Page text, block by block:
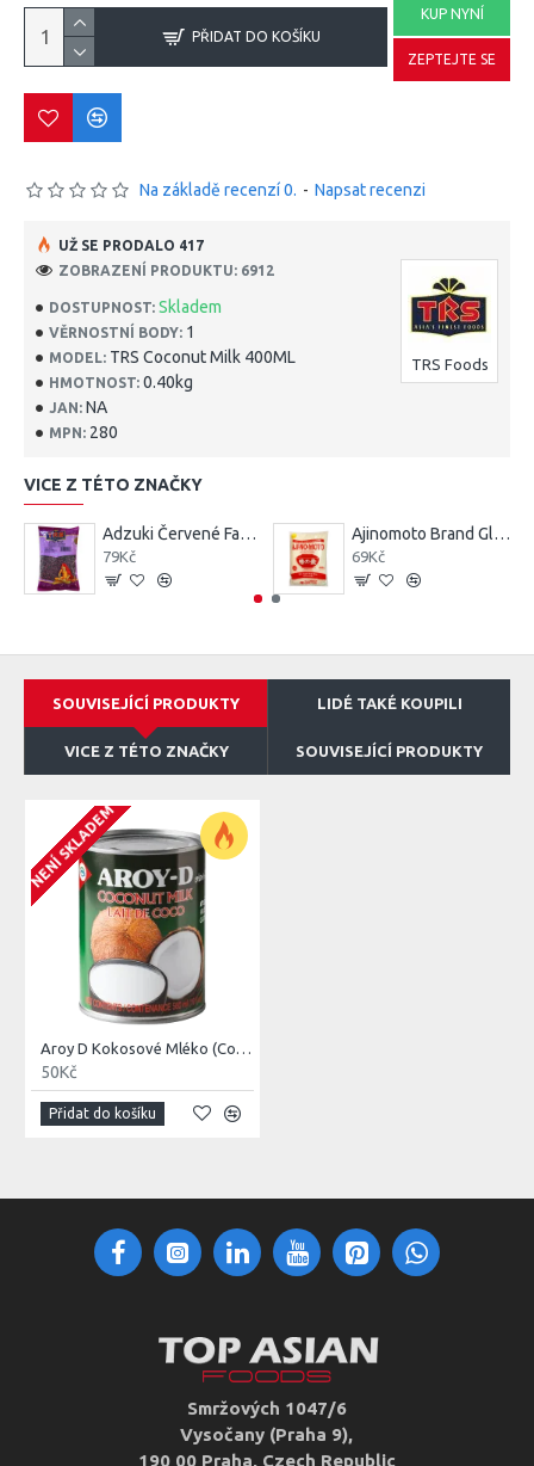
DOSTUPNOST: Skladem
VĚRNOSTNÍ BODY: 1
MODEL: TRS Coconut Milk 400ML
HMOTNOST: 0.40kg
JAN: NA
MPN: 280
TRS Foods
UŽ SE PRODALO 417
ZOBRAZENÍ PRODUKTU: 6912
Na základě recenzí 0. - Napsat recenzi
PŘIDAT DO KOŠÍKU
KUP NYNÍ
ZEPTEJTE SE
VICE Z TÉTO ZNAČKY
Adzuki Červené Fazole (Red Cow Peas) 500G
79Kč
Ajinomoto Brand Glutaman sodný 400G
69Kč
SOUVISEJÍCÍ PRODUKTY LIDÉ TAKÉ KOUPILI
VICE Z TÉTO ZNAČKY SOUVISEJÍCÍ PRODUKTY
NENÍ SKLADEM
Aroy D Kokosové Mléko (Coconut Milk) 400ml
50Kč
Přidat do košíku
Smržových 1047/6
Vysočany (Praha 9),
190 00 Praha, Czech Republic